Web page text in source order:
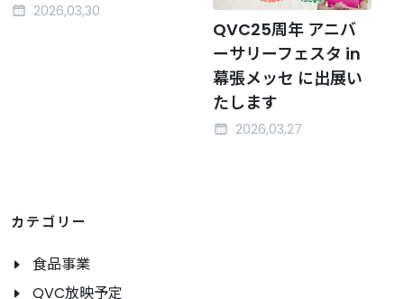
2026,03,30
QVC25周年 アニバ
ーサリーフェスタ in
幕張メッセ に出展い
たします
2026,03,27
カテゴリー
食品事業
QVC放映予定